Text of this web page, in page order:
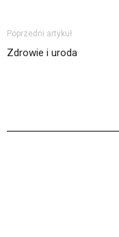
Poprzedni artykuł
Zdrowie i uroda